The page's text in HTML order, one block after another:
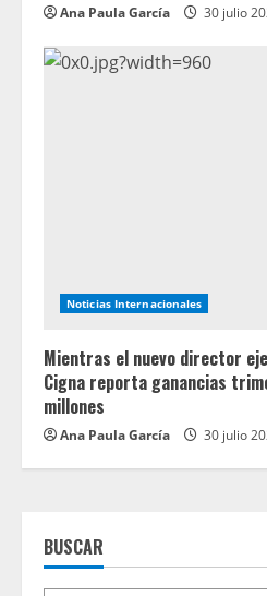
Ana Paula García 30 julio
Noticias Internacionales
Mientras el nuevo director
Cigna reporta ganancias
millones
Ana Paula García 30 julio
BUSCAR